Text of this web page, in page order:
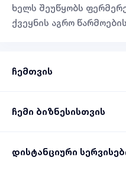
ხელს შეუწყობს
ქვეყნის აგრო
ჩემთვის
ჩემი ბიზნესისთვის
დისტანციური